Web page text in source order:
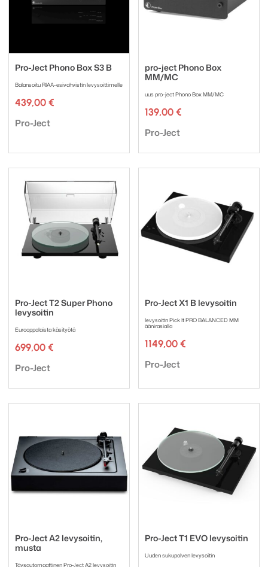
Pro-Ject Phono Box S3 B
Balansoitu RIAA-esivahvistin levysoittimelle
439,00 €
Tuotemerkki:
Pro-Ject
pro-ject Phono Box
MM/MC
uus pro-ject Phono Box MM/MC
139,00 €
Tuotemerkki:
Pro-Ject
Pro-Ject T2 Super Phono
levysoitin
Eurooppalaista käsityötä
699,00 €
Tuotemerkki:
Pro-Ject
Pro-Ject X1 B levysoitin
levysoitin Pick It PRO BALANCED MM
äänirasialla
1149,00 €
Tuotemerkki:
Pro-Ject
Pro-Ject A2 levysoitin,
musta
Täysautomaattinen Pro-Ject A2 levysoitin
Pro-Ject T1 EVO levysoitin
Uuden sukupolven levysoitin